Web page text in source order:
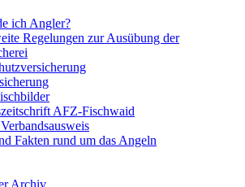
ich Angler?
Regelungen zur Ausübung der
AFZ-Fischwaid
Fakten rund um das Angeln
Archiv